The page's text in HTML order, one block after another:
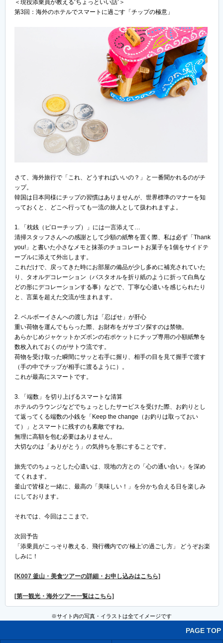
＜現役添乗員が教える‘ちょっといい話’＞
第3回：海外のホテルでスマートに過ごす「チップの極意」
さて、海外旅行で「これ、どうすればいいの？」と一番聞かれるのがチ
ップ。
韓国は日本同様にチップの習慣はありませんが、世界標準のマナーを知
っておくと、どこへ行っても一流の旅人として扱われますよ。
1. 「枕銭（ピローチップ）」には一言添えて…
清掃スタッフさんへの感謝として少額の紙幣を置く際、私は必ず「Thank
you!」と書いた小さなメモと抹茶のチョコレートお菓子を1個をサイドテ
ーブルに添えて外出します。
これだけで、戻ってきた時にお部屋の備品が少し多めに補充されていた
り、タオルデコレーション（バスタオルを折り紙のように折って白鳥な
どの形にデコレーションする事）などで、丁寧な心遣いを感じられたり
と、言葉を超えた交流が生まれます。
2. ベルボーイさんへの渡し方は「忍ばせ」が肝心
重い荷物を運んでもらった際、お財布をガサゴソ探すのは禁物。
あらかじめジャケットかズボンの右ポケットにチップ専用の小額紙幣を
数枚入れておくのがサトウ流です。
荷物を受け取った瞬間にサッと右手に握り、相手の目を見て握手で渡す
（手の中でチップが相手に渡るように）。
これが最高にスマートです。
3. 「端数」を切り上げるスマートな清算
ホテルのラウンジなどでちょっとしたサービスを受けた際、お釣りとし
て返ってくる端数の小銭を「Keep the change（お釣りは取っておい
て）」とスマートに残すのも素敵ですね。
無理に高額を包む必要はありません。
大切なのは「ありがとう」の気持ちを形にすることです。
旅先でのちょっとした心遣いは、現地の方との「心の通い合い」を深め
てくれます。
釜山で皆様と一緒に、最高の「美味しい！」を分かち合える日を楽しみ
にしております。
それでは、今回はここまで。
次回予告
「添乗員がこっそり教える、飛行機内での‘極上’の過ごし方」 どうぞお楽
しみに！
[K007 釜山・美食ツアーの詳細・お申し込みはこちら]
[第一観光・海外ツアー一覧はこちら]
PAGE TOP
※サイト内の写真・イラストは全てイメージです